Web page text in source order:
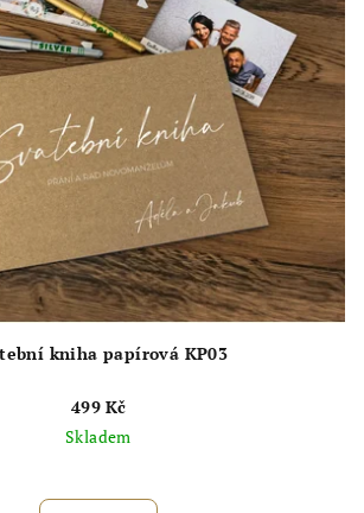
kniha papírová KP03
499 Kč
Skladem
hodnocení